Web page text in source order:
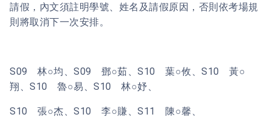
請假，內文須註明學號、姓名及請假原因，否則依考場規
則將取消下一次安排。
S09 林○均、S09 鄧○茹、S10 葉○攸、S10 黃○
翔、S10 魯○易、S10 林○妤、
S10 張○杰、S10 李○賺、S11 陳○馨、